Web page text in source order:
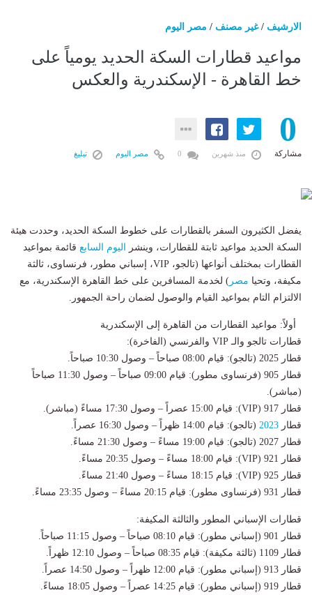
الارشيف /غير مصنف / مصر اليوم
مواعيد قطارات السكة الحديد يومياً على
خط القاهرة - الإسكندرية والعكس
0
مشاركة منذ شهرين مصر اليوم تبليغ
يفضل الكثيرون السفر بالقطارات على خطوط السكة الحديد، وحددت هيئة
السكة الحديد مواعيد ثابتة للقطارات، وينشر
اليوم السابع قائمة بمواعيد
القطارات بمختلف أنواعها (تالجو، VIP، إسباني مطور، فرنساوى، ثالثة
مكيفة، وتحيا مصر ) لخدمة المسافرين على خط القاهرة الإسكندرية، مع
الالتزام التام بمواعيد القيام والوصول لضمان راحة الجمهور.
أولاً: مواعيد القطارات من القاهرة إلى الإسكندرية
قطارات تالجو والـ VIP والفرنسي (الفاخرة):
قطار 2025 (تالجو): قيام 08:00 صباحاً – وصول 10:30 صباحاً.
قطار 905 (فرنساوى مطور): قيام 09:00 صباحاً – وصول 11:30 صباحاً
(مباشر).
قطار 917 (VIP): قيام 15:00 عصراً – وصول 17:30 مساءً (مباشر).
قطار 2023 (تالجو): قيام 14:00 ظهراً – وصول 16:30 عصراً.
قطار 2027 (تالجو): قيام 19:00 مساءً – وصول 21:30 مساءً.
قطار 921 (VIP): قيام 18:00 مساءً – وصول 20:35 مساءً.
قطار 925 (VIP): قيام 18:15 مساءً – وصول 21:40 مساءً.
قطار 931 (فرنساوى مطور): قيام 20:15 مساءً – وصول 23:35 مساءً.
قطارات الإسباني المطور والثالثة المكيفة:
قطار 901 (إسباني مطور): قيام 08:10 صباحاً – وصول 11:15 صباحاً.
قطار 1109 (ثالثة مكيفة): قيام 08:35 صباحاً – وصول 12:10 ظهراً.
قطار 913 (إسباني مطور): قيام 12:00 ظهراً – وصول 14:50 عصراً.
قطار 919 (إسباني مطور): قيام 14:25 عصراً – وصول 18:05 مساءً.